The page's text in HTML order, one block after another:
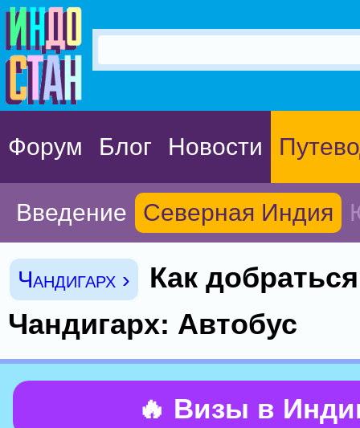
Форум Блог Новости
Введение Северная Индия
Чандигарх ›
Как
Чандигарх: Автобус
🔥 Визы в